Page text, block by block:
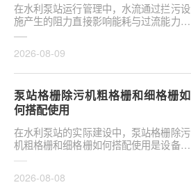
在水利泵站运行管理中，水流通过拦污设
施产生的阻力直接影响能耗与过流能力。
许多工程技术人员关注泵站格栅除污机水
2026-08-09
泵站格栅除污机粗格栅和细格栅如
何搭配使用
在水利泵站的实际建设中，泵站格栅除污
机粗格栅和细格栅如何搭配使用是设备选
型的关键环节。合理配置直接影响后续水
2026-08-08